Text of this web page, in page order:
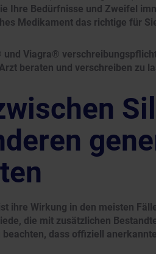
Ihre Bedürfnisse und Zweifel
Medikament das richtige für
Viagra®
beraten und verschreiben zu
ihre Wirkung in den meisten
die mit zusätzlichen
dass offiziell